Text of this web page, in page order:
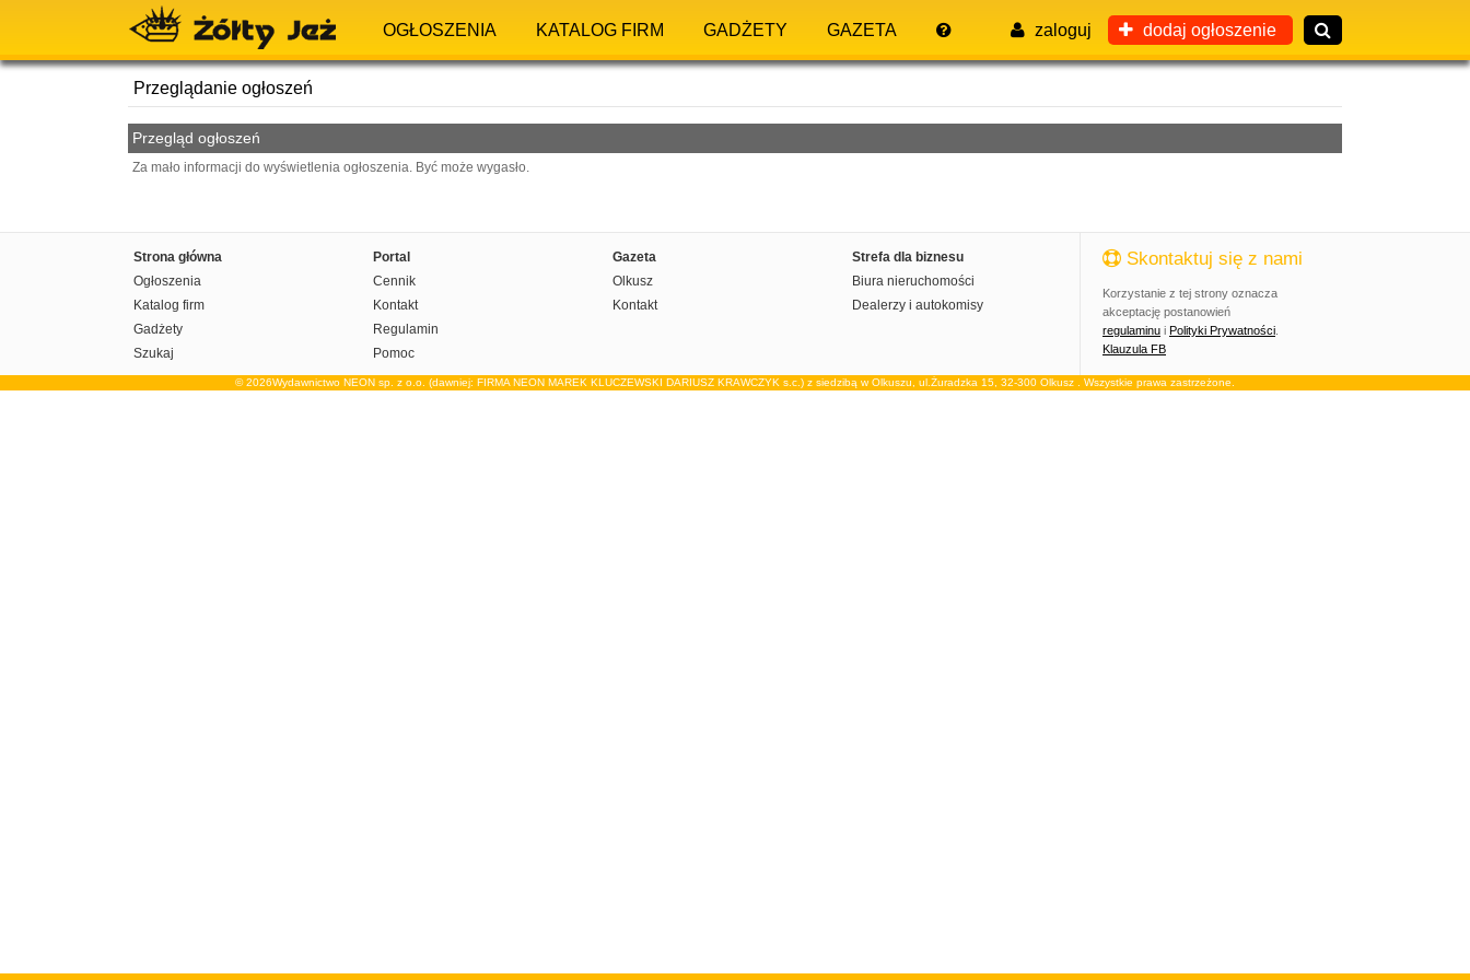
OGŁOSZENIA KATALOG FIRM GADŻETY GAZETA zaloguj dodaj ogłoszenie
Przeglądanie ogłoszeń
Przegląd ogłoszeń
Za mało informacji do wyświetlenia ogłoszenia. Być może wygasło.
Strona główna
Ogłoszenia
Katalog firm
Gadżety
Szukaj
Portal
Cennik
Kontakt
Regulamin
Pomoc
Gazeta
Olkusz
Kontakt
Strefa dla biznesu
Biura nieruchomości
Dealerzy i autokomisy
Skontaktuj się z nami
Korzystanie z tej strony oznacza
akceptację postanowień
regulaminu i Polityki Prywatności
Klauzula FB
© 2026Wydawnictwo NEON sp. z o.o. (dawniej: FIRMA NEON MAREK KLUCZEWSKI DARIUSZ KRAWCZYK s.c.) z siedzibą w Olkuszu, ul.Żuradzka 15, 32-300 Olkusz . Wszystkie prawa zastrzeżone.